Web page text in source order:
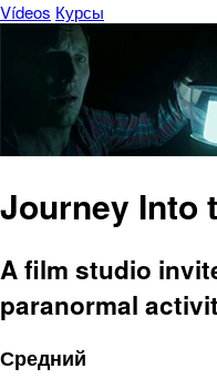
Vídeos Курсы
Journey Into
A film studio
paranormal
Средний